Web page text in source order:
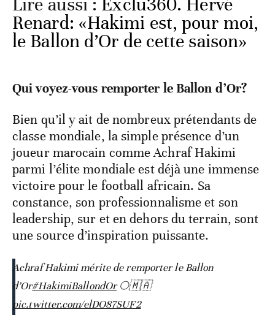
Lire aussi :Exclu360. Hervé
Renard: «Hakimi est, pour moi,
Bien qu’il y ait de nombreux prétendants de
classe mondiale, la simple présence d’un
joueur marocain comme Achraf Hakimi
parmi l’élite mondiale est déjà une immense
victoire pour le football africain. Sa
constance, son professionnalisme et son
leadership, sur et en dehors du terrain, sont
Achraf Hakimi mérite de remporter le Ballon
d’Or#HakimiBallondOr🌕🇲🇦